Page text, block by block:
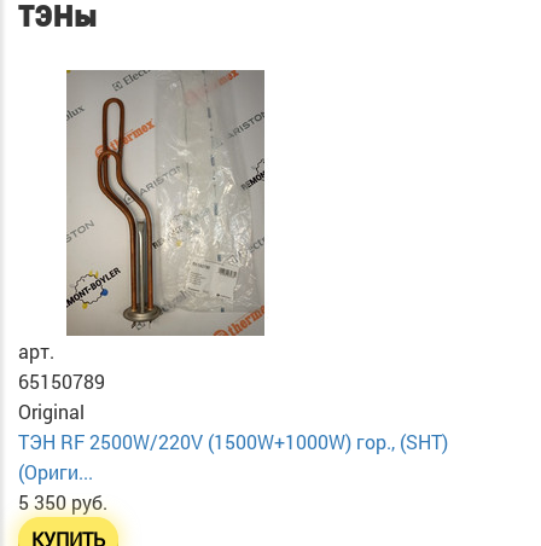
ТЭНы
арт.
65150789
Original
ТЭН RF 2500W/220V (1500W+1000W) гор., (SHT)
(Ориги...
5 350 руб.
КУПИТЬ